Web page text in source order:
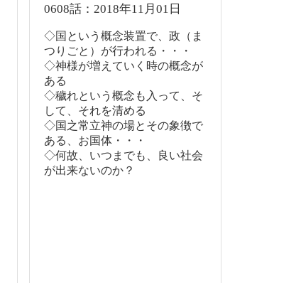
0608話：2018年11月01日
◇国という概念装置で、政（ま
つりごと）が行われる・・・
◇神様が増えていく時の概念が
ある
◇穢れという概念も入って、そ
して、それを清める
◇国之常立神の場とその象徴で
ある、お国体・・・
◇何故、いつまでも、良い社会
が出来ないのか？